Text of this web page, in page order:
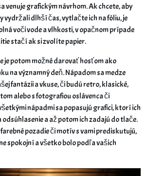
venuje grafickým návrhom. Ak chcete, aby
vydržali dlhší čas, vytlačte ich na fóliu, je
voči vode a vlhkosti, v opačnom prípade
stačí ak si zvolíte papier.
je potom možné darovať hosťom ako
na významný deň. Nápadom sa medze
fantázii a vkuse, či budú retro, klasické,
alebo s fotografiou oslávenca či
nápadmi sa popasujú grafici, ktorí ich
odsúhlasenie a až potom ich zadajú do tlače.
pozadie či motív s vami prediskutujú,
spokojní a všetko bolo podľa vašich